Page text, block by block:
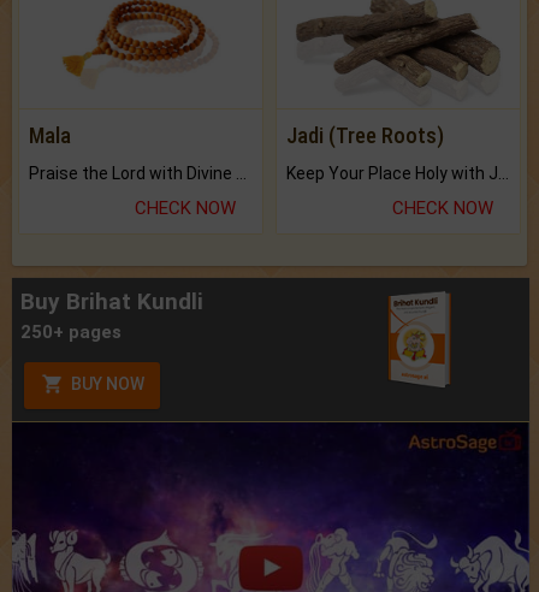
Mala
Praise the Lord with Divine Energies of Mala.
CHECK NOW
Jadi (Tree Roots)
Keep Your Place Holy with Jadi.
CHECK NOW
Buy Brihat Kundli
250+ pages
BUY NOW